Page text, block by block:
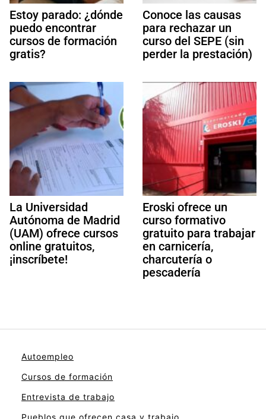
Estoy parado: ¿dónde
puedo encontrar
cursos de formación
gratis?
Conoce las causas
para rechazar un
curso del SEPE (sin
perder la prestación)
La Universidad
Autónoma de Madrid
(UAM) ofrece cursos
online gratuitos,
¡inscríbete!
Eroski ofrece un
curso formativo
gratuito para trabajar
en carnicería,
charcutería o
pescadería
Autoempleo
Cursos de formación
Entrevista de trabajo
Pueblos que ofrecen casa y trabajo